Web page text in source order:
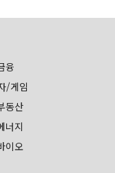
융
/게임
동산
너지
이오